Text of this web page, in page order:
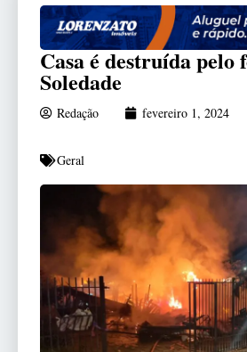
Casa é destruída pelo
Soledade
Redação fevereiro 1, 2024
Geral